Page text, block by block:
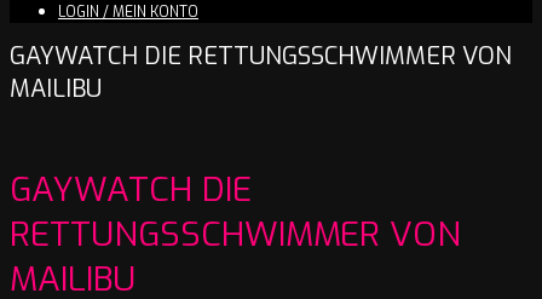
LOGIN / MEIN KONTO
GAYWATCH DIE RETTUNGSSCHWIMMER VON
MAILIBU
GAYWATCH DIE
RETTUNGSSCHWIMMER VON
MAILIBU